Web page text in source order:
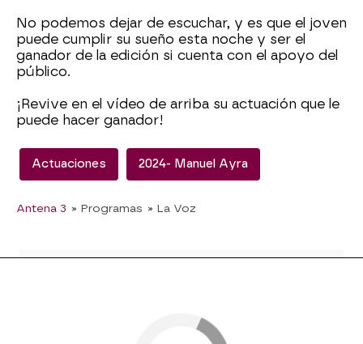
No podemos dejar de escuchar, y es que el joven
puede cumplir su sueño esta noche y ser el
ganador de la edición si cuenta con el apoyo del
público.
¡Revive en el vídeo de arriba su actuación que le
puede hacer ganador!
Actuaciones 2024- Manuel Ayra
Antena 3 » Programas » La Voz